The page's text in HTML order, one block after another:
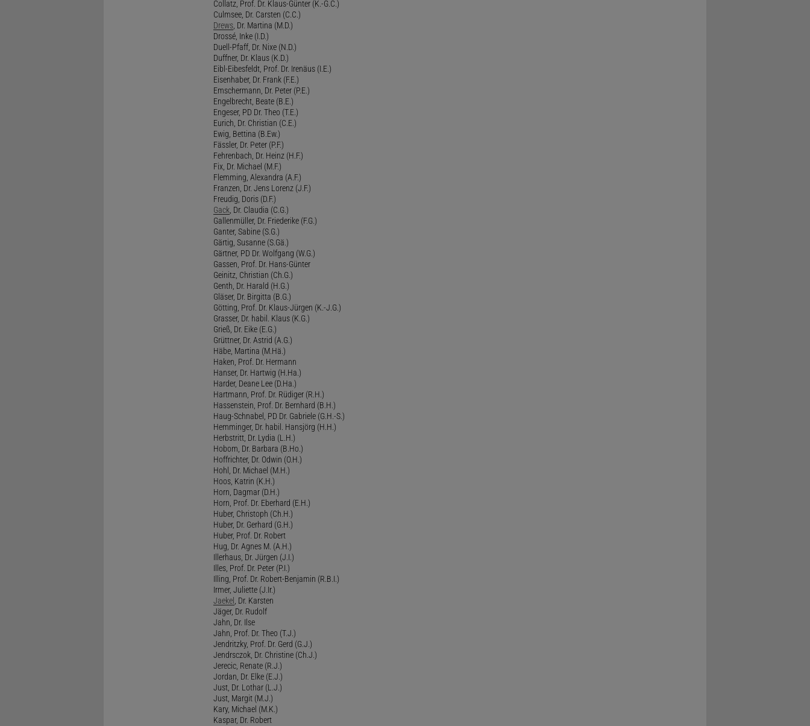
Collatz, Prof. Dr. Klaus-Günter (K.-G.C.)
Culmsee, Dr. Carsten (C.C.)
Drews, Dr. Martina (M.D.)
Drossé, Inke (I.D.)
Duell-Pfaff, Dr. Nixe (N.D.)
Duffner, Dr. Klaus (K.D.)
Eibl-Eibesfeldt, Prof. Dr. Irenäus (I.E.)
Eisenhaber, Dr. Frank (F.E.)
Emschermann, Dr. Peter (P.E.)
Engelbrecht, Beate (B.E.)
Engeser, PD Dr. Theo (T.E.)
Eurich, Dr. Christian (C.E.)
Ewig, Bettina (B.Ew.)
Fässler, Dr. Peter (P.F.)
Fehrenbach, Dr. Heinz (H.F.)
Fix, Dr. Michael (M.F.)
Flemming, Alexandra (A.F.)
Franzen, Dr. Jens Lorenz (J.F.)
Freudig, Doris (D.F.)
Gack, Dr. Claudia (C.G.)
Gallenmüller, Dr. Friederike (F.G.)
Ganter, Sabine (S.G.)
Gärtig, Susanne (S.Gä.)
Gärtner, PD Dr. Wolfgang (W.G.)
Gassen, Prof. Dr. Hans-Günter
Geinitz, Christian (Ch.G.)
Genth, Dr. Harald (H.G.)
Gläser, Dr. Birgitta (B.G.)
Götting, Prof. Dr. Klaus-Jürgen (K.-J.G.)
Grasser, Dr. habil. Klaus (K.G.)
Grieß, Dr. Eike (E.G.)
Grüttner, Dr. Astrid (A.G.)
Häbe, Martina (M.Hä.)
Haken, Prof. Dr. Hermann
Hanser, Dr. Hartwig (H.Ha.)
Harder, Deane Lee (D.Ha.)
Hartmann, Prof. Dr. Rüdiger (R.H.)
Hassenstein, Prof. Dr. Bernhard (B.H.)
Haug-Schnabel, PD Dr. Gabriele (G.H.-S.)
Hemminger, Dr. habil. Hansjörg (H.H.)
Herbstritt, Dr. Lydia (L.H.)
Hobom, Dr. Barbara (B.Ho.)
Hoffrichter, Dr. Odwin (O.H.)
Hohl, Dr. Michael (M.H.)
Hoos, Katrin (K.H.)
Horn, Dagmar (D.H.)
Horn, Prof. Dr. Eberhard (E.H.)
Huber, Christoph (Ch.H.)
Huber, Dr. Gerhard (G.H.)
Huber, Prof. Dr. Robert
Hug, Dr. Agnes M. (A.H.)
Illerhaus, Dr. Jürgen (J.I.)
Illes, Prof. Dr. Peter (P.I.)
Illing, Prof. Dr. Robert-Benjamin (R.B.I.)
Irmer, Juliette (J.Ir.)
Jaekel
, Dr. Karsten
Jäger, Dr. Rudolf
Jahn, Dr. Ilse
Jahn, Prof. Dr. Theo (T.J.)
Jendritzky, Prof. Dr. Gerd (G.J.)
Jendrsczok, Dr. Christine (Ch.J.)
Jerecic, Renate (R.J.)
Jordan, Dr. Elke (E.J.)
Just, Dr. Lothar (L.J.)
Just, Margit (M.J.)
Kary, Michael (M.K.)
Kaspar, Dr. Robert